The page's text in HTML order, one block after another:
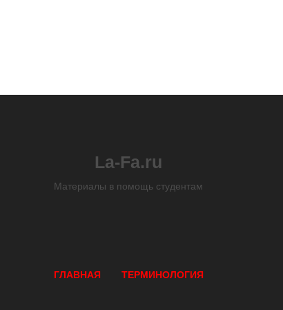
La-Fa.ru
Материалы в помощь студентам
ГЛАВНАЯ ТЕРМИНОЛОГИЯ